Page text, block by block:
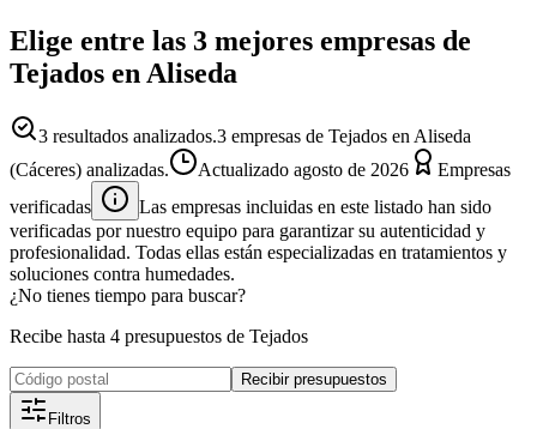
Elige entre las 3 mejores empresas de
Tejados en Aliseda
3 resultados analizados.3 empresas de Tejados en Aliseda
(Cáceres) analizadas.
Actualizado agosto de 2026
Empresas
verificadas
Las empresas incluidas en este listado han sido
verificadas por nuestro equipo para garantizar su autenticidad y
profesionalidad. Todas ellas están especializadas en tratamientos y
soluciones contra humedades.
¿No tienes tiempo para buscar?
Recibe hasta 4 presupuestos de Tejados
Recibir presupuestos
Filtros